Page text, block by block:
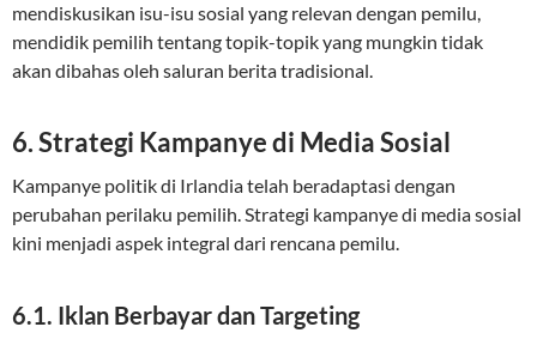
mendiskusikan isu-isu sosial yang relevan dengan pemilu,
mendidik pemilih tentang topik-topik yang mungkin tidak
akan dibahas oleh saluran berita tradisional.
6. Strategi Kampanye di Media Sosial
Kampanye politik di Irlandia telah beradaptasi dengan
perubahan perilaku pemilih. Strategi kampanye di media sosial
kini menjadi aspek integral dari rencana pemilu.
6.1. Iklan Berbayar dan Targeting